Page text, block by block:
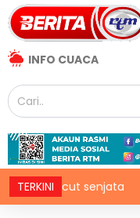
INFO CUACA
TERKINI
lucut senjata